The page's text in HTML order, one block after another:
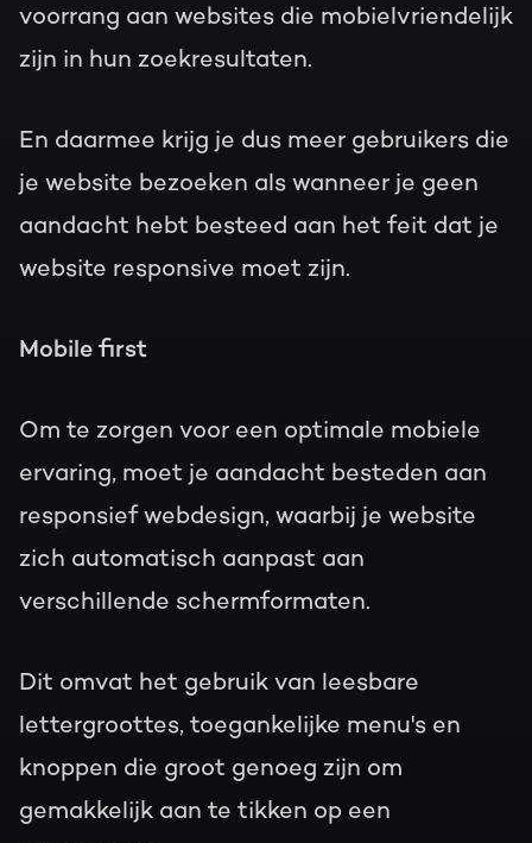
voorrang aan websites die mobielvriendelijk
zijn in hun zoekresultaten.
En daarmee krijg je dus meer gebruikers die
je website bezoeken als wanneer je geen
aandacht hebt besteed aan het feit dat je
website responsive moet zijn.
Mobile first
Om te zorgen voor een optimale mobiele
ervaring, moet je aandacht besteden aan
responsief webdesign, waarbij je website
zich automatisch aanpast aan
verschillende schermformaten.
Dit omvat het gebruik van leesbare
lettergroottes, toegankelijke menu's en
knoppen die groot genoeg zijn om
gemakkelijk aan te tikken op een